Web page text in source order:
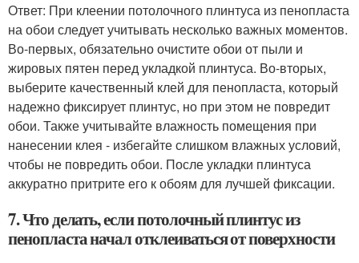
Ответ: При клеении потолочного плинтуса из пенопласта
на обои следует учитывать несколько важных моментов.
Во-первых, обязательно очистите обои от пыли и
жировых пятен перед укладкой плинтуса. Во-вторых,
выберите качественный клей для пенопласта, который
надежно фиксирует плинтус, но при этом не повредит
обои. Также учитывайте влажность помещения при
нанесении клея - избегайте слишком влажных условий,
чтобы не повредить обои. После укладки плинтуса
аккуратно притрите его к обоям для лучшей фиксации.
7. Что делать, если потолочный плинтус из
пенопласта начал отклеиваться от поверхности